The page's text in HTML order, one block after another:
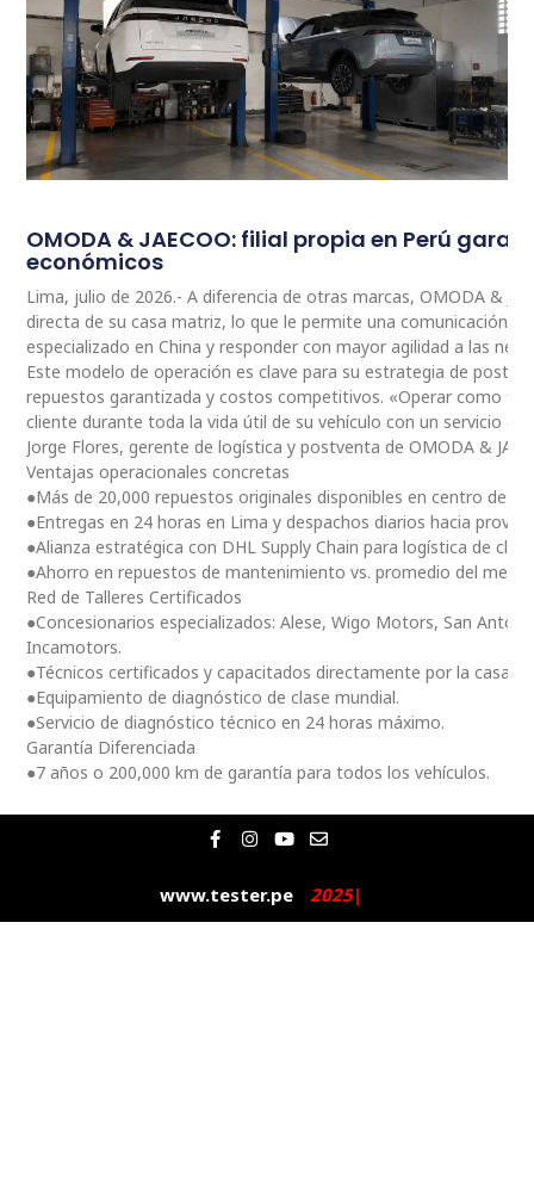
OMODA & JAECOO: filial propia en Perú
económicos
Lima, julio de 2026.- A diferencia de otras marcas, OMODA &
directa de su casa matriz, lo que le permite una comunicación
especializado en China y responder con mayor agilidad a las
Este modelo de operación es clave para su estrategia de
repuestos garantizada y costos competitivos. «Operar como
cliente durante toda la vida útil de su vehículo con un servicio
Jorge Flores, gerente de logística y postventa de OMODA &
Ventajas operacionales concretas
●Más de 20,000 repuestos originales disponibles en centro de
●Entregas en 24 horas en Lima y despachos diarios hacia
●Alianza estratégica con DHL Supply Chain para logística de
●Ahorro en repuestos de mantenimiento vs. promedio del
Red de Talleres Certificados
●Concesionarios especializados: Alese, Wigo Motors, San
Incamotors.
●Técnicos certificados y capacitados directamente por la casa
●Equipamiento de diagnóstico de clase mundial.
●Servicio de diagnóstico técnico en 24 horas máximo.
Garantía Diferenciada
●7 años o 200,000 km de garantía para todos los vehículos.
F
a
e
b
o
I
n
t
a
g
Y
o
t
u
b
E
n
e
l
o
www.tester.pe 2025|